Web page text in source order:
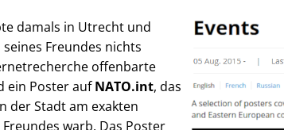
damals in Utrecht und
Freundes nichts
offenbarte
ein Poster aufNATO.int, das
der Stadt am exakten
warb. Das Poster